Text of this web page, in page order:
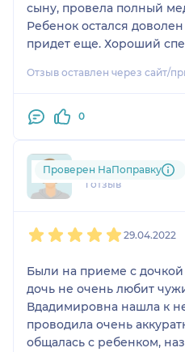
сыну, провела полный
Ребенок остался
придет еще. Хороший
Спасибо вам за ваш труд,
Отзыв оставлен через сайт/
0
Диана Петрова
1 отзыв
Проверен НаПоправку
29.04.2022
Были на приеме с дочкой
дочь не очень любит
Вдадимировна нашла к
проводила очень
общалась с ребенком,